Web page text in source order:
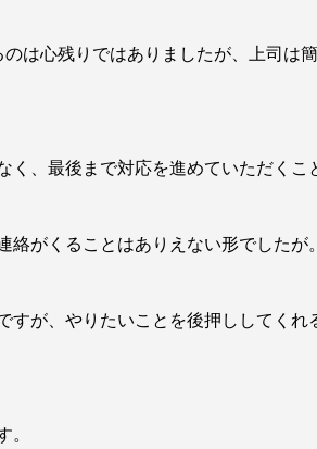
は心残りではありましたが、上司は
、最後まで対応を進めていただくこ
がくることはありえない形でしたが
が、やりたいことを後押ししてくれ
。